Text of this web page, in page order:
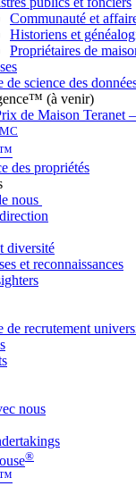
Communauté et
Historiens et
Propriétaires de
de science des
(à venir)
de Maison Teranet
MC
des propriétés
nous
diversité
et reconnaissances
de recrutement
nous
®